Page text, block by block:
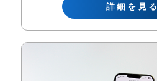
詳細を見る